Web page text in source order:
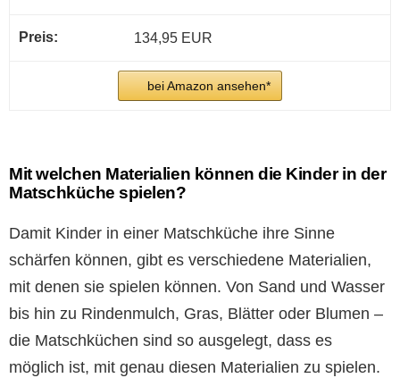
134,95 EUR
bei Amazon ansehen*
Mit welchen Materialien können die Kinder in der
Matschküche spielen?
Damit Kinder in einer Matschküche ihre Sinne
schärfen können, gibt es verschiedene Materialien,
mit denen sie spielen können. Von Sand und Wasser
bis hin zu Rindenmulch, Gras, Blätter oder Blumen –
die Matschküchen sind so ausgelegt, dass es
möglich ist, mit genau diesen Materialien zu spielen.